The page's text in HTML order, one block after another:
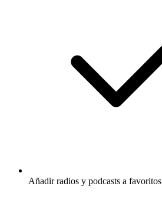
Añadir radios y podcasts a favoritos